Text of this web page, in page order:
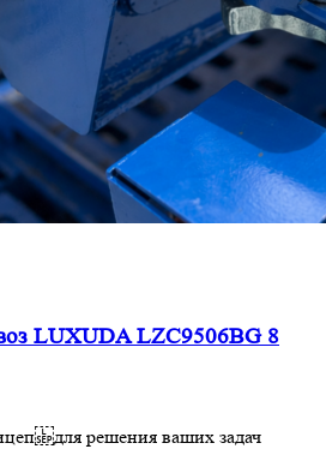
LUXUDA LZC9506BG 8
для решения ваших задач